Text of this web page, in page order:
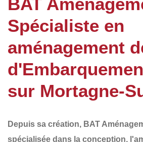
Spécialiste en
aménagement
sur Mortagne-
Depuis sa création, BAT
spécialisée dans la conception,